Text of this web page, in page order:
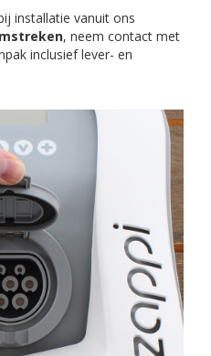
installatie vanuit ons
, neem contact met
inclusief lever- en